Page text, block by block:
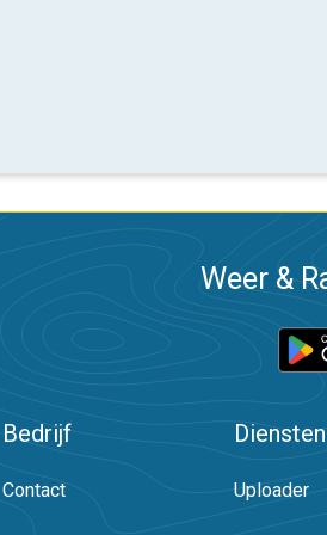
Weer &
Bedrijf
Contact
Diensten
Uploader